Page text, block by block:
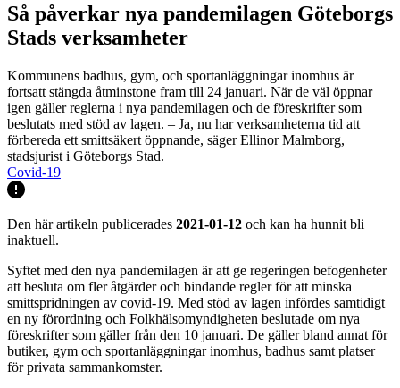
Så påverkar nya pandemilagen Göteborgs
Stads verksamheter
Kommunens badhus, gym, och sportanläggningar inomhus är
fortsatt stängda åtminstone fram till 24 januari. När de väl öppnar
igen gäller reglerna i nya pandemilagen och de föreskrifter som
beslutats med stöd av lagen. – Ja, nu har verksamheterna tid att
förbereda ett smittsäkert öppnande, säger Ellinor Malmborg,
stadsjurist i Göteborgs Stad.
Covid-19
Den här artikeln publicerades 2021-01-12 och kan ha hunnit bli
inaktuell.
Syftet med den nya pandemilagen är att ge regeringen befogenheter
att besluta om fler åtgärder och bindande regler för att minska
smittspridningen av covid-19. Med stöd av lagen infördes samtidigt
en ny förordning och Folkhälsomyndigheten beslutade om nya
föreskrifter som gäller från den 10 januari. De gäller bland annat för
butiker, gym och sportanläggningar inomhus, badhus samt platser
för privata sammankomster.